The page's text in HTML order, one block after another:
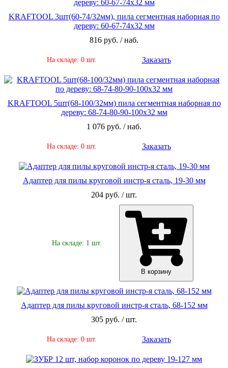
KRAFTOOL 3шт(60-74/32мм), пила сегментная наборная по
дереву: 60-67-74x32 мм
816 руб. / наб.
На складе: 0 шт. Заказать
KRAFTOOL 5шт(68-100/32мм) пила сегментная наборная по
дереву: 68-74-80-90-100x32 мм
1 076 руб. / наб.
На складе: 0 шт. Заказать
Адаптер для пилы круговой инстр-я сталь, 19-30 мм
204 руб. / шт.
На складе: 1 шт.
В корзину
Адаптер для пилы круговой инстр-я сталь, 68-152 мм
305 руб. / шт.
На складе: 0 шт. Заказать